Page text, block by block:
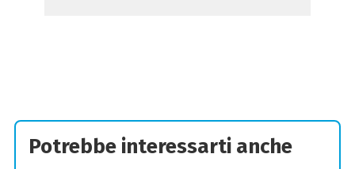
Potrebbe interessarti anche